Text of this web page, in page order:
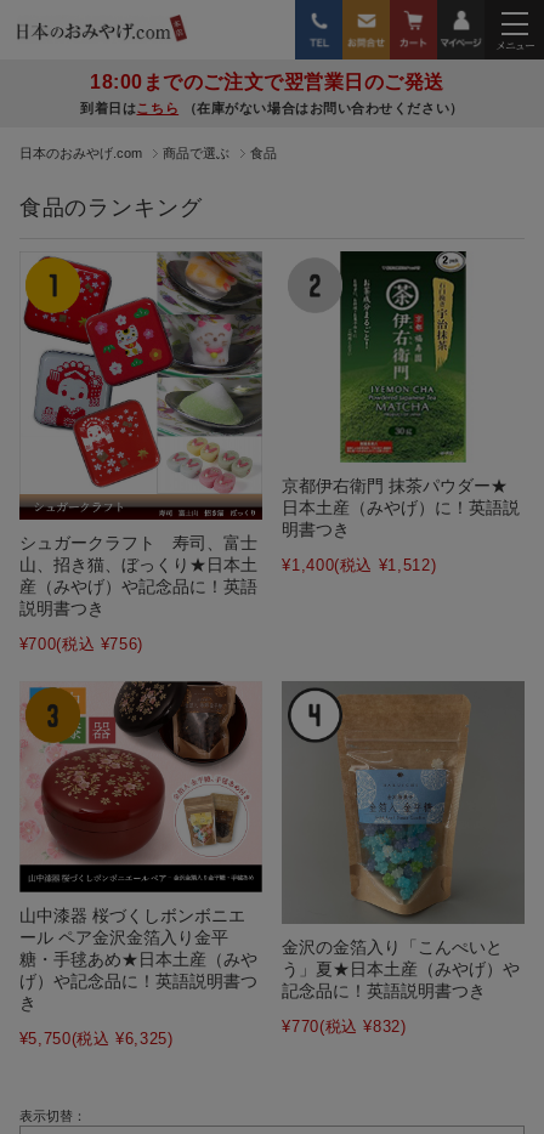
18:00までのご注文で翌営業日のご発送
到着日はこちら （在庫がない場合はお問い合わせください）
日本のおみやげ.com 商品で選ぶ 食品
食品のランキング
シュガークラフト 寿司、富士
山、招き猫、ぼっくり★日本土
産（みやげ）や記念品に！英語
説明書つき
¥700(税込 ¥756)
京都伊右衛門 抹茶パウダー★
日本土産（みやげ）に！英語説
明書つき
¥1,400(税込 ¥1,512)
山中漆器 桜づくしボンボニエ
ール ペア金沢金箔入り金平
糖・手毬あめ★日本土産（みや
げ）や記念品に！英語説明書つ
き
¥5,750(税込 ¥6,325)
金沢の金箔入り「こんぺいと
う」夏★日本土産（みやげ）や
記念品に！英語説明書つき
¥770(税込 ¥832)
表示切替：